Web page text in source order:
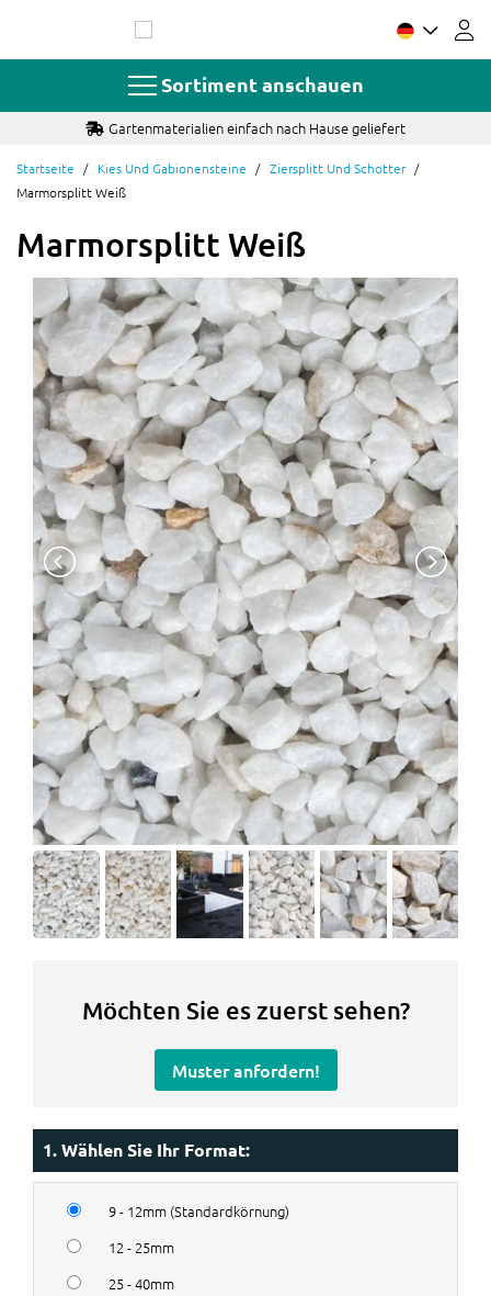
springen
Sortiment anschauen
Gartenmaterialien einfach nach Hause geliefert
Startseite Kies Und Gabionensteine
Ziersplitt Und Schotter
Marmorsplitt Weiß
Marmorsplitt Weiß
Möchten Sie es zuerst sehen?
Muster anfordern!
1. Wählen Sie Ihr Format:
9 - 12mm (Standardkörnung)
12 - 25mm
25 - 40mm